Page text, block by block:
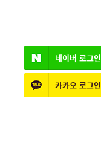
네이버 로그인
카카오 로그인